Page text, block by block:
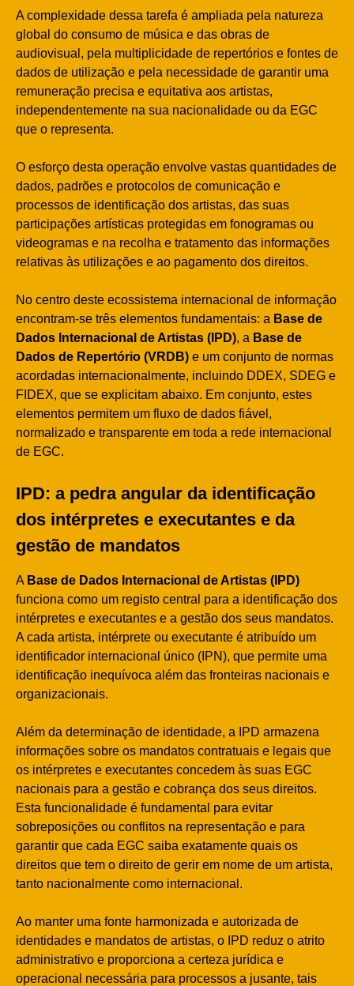
A complexidade dessa tarefa é ampliada pela natureza
global do consumo de música e das obras de
audiovisual, pela multiplicidade de repertórios e fontes de
dados de utilização e pela necessidade de garantir uma
remuneração precisa e equitativa aos artistas,
independentemente na sua nacionalidade ou da EGC
que o representa.
O esforço desta operação envolve vastas quantidades de
dados, padrões e protocolos de comunicação e
processos de identificação dos artistas, das suas
participações artísticas protegidas em fonogramas ou
videogramas e na recolha e tratamento das informações
relativas às utilizações e ao pagamento dos direitos.
No centro deste ecossistema internacional de informação
encontram-se três elementos fundamentais: a Base de
Dados Internacional de Artistas (IPD), a Base de
Dados de Repertório (VRDB) e um conjunto de normas
acordadas internacionalmente, incluindo DDEX, SDEG e
FIDEX, que se explicitam abaixo. Em conjunto, estes
elementos permitem um fluxo de dados fiável,
normalizado e transparente em toda a rede internacional
de EGC.
IPD: a pedra angular da identificação
dos intérpretes e executantes e da
gestão de mandatos
A Base de Dados Internacional de Artistas (IPD)
funciona como um registo central para a identificação dos
intérpretes e executantes e a gestão dos seus mandatos.
A cada artista, intérprete ou executante é atribuído um
identificador internacional único (IPN), que permite uma
identificação inequívoca além das fronteiras nacionais e
organizacionais.
Além da determinação de identidade, a IPD armazena
informações sobre os mandatos contratuais e legais que
os intérpretes e executantes concedem às suas EGC
nacionais para a gestão e cobrança dos seus direitos.
Esta funcionalidade é fundamental para evitar
sobreposições ou conflitos na representação e para
garantir que cada EGC saiba exatamente quais os
direitos que tem o direito de gerir em nome de um artista,
tanto nacionalmente como internacional.
Ao manter uma fonte harmonizada e autorizada de
identidades e mandatos de artistas, o IPD reduz o atrito
administrativo e proporciona a certeza jurídica e
operacional necessária para processos a jusante, tais